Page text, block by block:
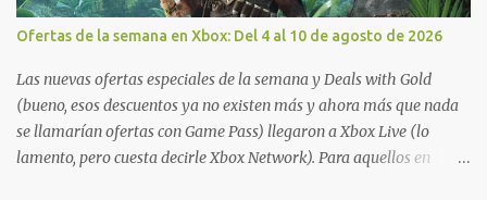
Ofertas de la semana en Xbox: Del 4 al 10 de agosto de 2026
Las nuevas ofertas especiales de la semana y Deals with Gold
(bueno, esos descuentos ya no existen más y ahora más que nada
se llamarían ofertas con Game Pass) llegaron a Xbox Live (lo
lamento, pero cuesta decirle Xbox Network). Para aquellos en